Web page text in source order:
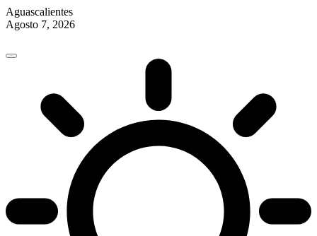
Aguascalientes
Agosto 7, 2026
content